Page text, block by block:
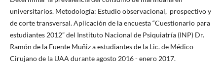
universitarios. Metodología: Estudio observacional, prospectivo y
de corte transversal. Aplicación de la encuesta “Cuestionario para
estudiantes 2012” del Instituto Nacional de Psiquiatría (INP) Dr.
Ramón de la Fuente Muñiz a estudiantes de la Lic. de Médico
Cirujano de la UAA durante agosto 2016 - enero 2017.